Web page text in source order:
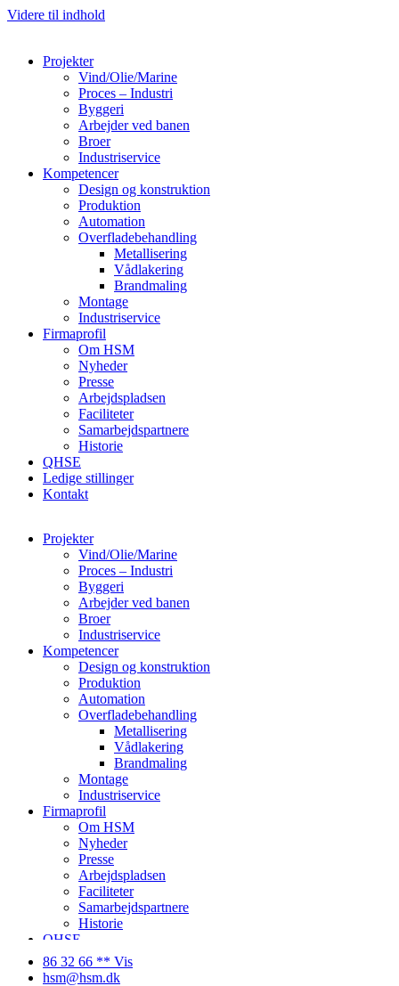
Videre til indhold
Projekter
Vind/Olie/Marine
Proces – Industri
Byggeri
Arbejder ved banen
Broer
Industriservice
Kompetencer
Design og konstruktion
Produktion
Automation
Overfladebehandling
Metallisering
Vådlakering
Brandmaling
Montage
Industriservice
Firmaprofil
Om HSM
Nyheder
Presse
Arbejdspladsen
Faciliteter
Samarbejdspartnere
Historie
QHSE
Ledige stillinger
Kontakt
Projekter
Vind/Olie/Marine
Proces – Industri
Byggeri
Arbejder ved banen
Broer
Industriservice
Kompetencer
Design og konstruktion
Produktion
Automation
Overfladebehandling
Metallisering
Vådlakering
Brandmaling
Montage
Industriservice
Firmaprofil
Om HSM
Nyheder
Presse
Arbejdspladsen
Faciliteter
Samarbejdspartnere
Historie
QHSE
Ledige stillinger
Kontakt
86 32 66 ** Vis
hsm@hsm.dk